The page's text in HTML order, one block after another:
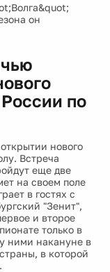
он
по
нового
Встреча
еще две
на своем поле
в гостях с
"Зенит",
и второе
только в
ними накануне в
в которой